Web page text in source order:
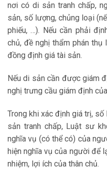
nơi có di sản tranh chấp,
sản, số lượng, chủng loại
phiếu, …). Nếu cần phải
chủ, đề nghị thẩm phán
đồng định giá tài sản.
Nếu di sản cần được giám
nghị trưng cầu giám định
Trong khi xác định giá trị,
sản tranh chấp, Luật sư
nghĩa vụ (có thể có) của
hiện nghĩa vụ của người để
nhiệm, lợi ích của thân chủ.